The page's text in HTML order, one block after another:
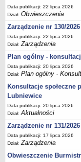
Plan ogólny -
Plan ogólny -
MPZP.1_IV.11.98
MPZP.2_XIV.105.2000
MPZP.9_XI.78.2015
MPZP.10_XI.79.2015
Data publikacji: 22 lipca 2026
Dział:Obwieszczenia
Zarządzenie nr 130/
Data publikacji: 22 lipca 2026
Dział:Zarządzenia
Plan ogólny -
Data publikacji: 20 lipca 2026
Dział:Plan ogólny -
Konsultacje społeczne
Lubniewice
Data publikacji: 20 lipca 2026
Dział:Aktualności
Zarządzenie nr 131/
Data publikacji: 17 lipca 2026
Dział:Zarządzenia
Obwieszczenie